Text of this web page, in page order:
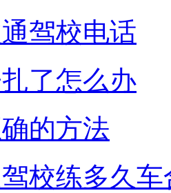
驾校电话
了怎么办
的方法
校练多久车